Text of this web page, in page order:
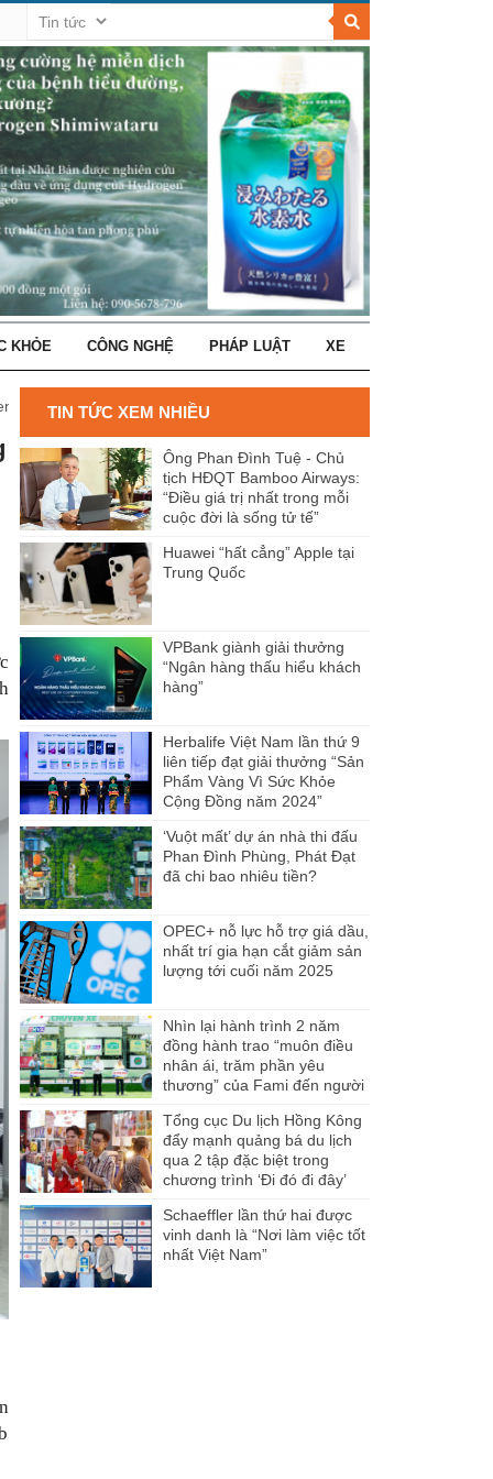
KHỎE CÔNG NGHỆ PHÁP LUẬT XE
TIN TỨC XEM NHIỀU
Ông Phan Đình Tuệ - Chủ
tịch HĐQT Bamboo Airways:
“Điều giá trị nhất trong mỗi
cuộc đời là sống tử tế”
Huawei “hất cẳng” Apple tại
Trung Quốc
VPBank giành giải thưởng
“Ngân hàng thấu hiểu khách
hàng”
Herbalife Việt Nam lần thứ 9
liên tiếp đạt giải thưởng “Sản
Phẩm Vàng Vì Sức Khỏe
Cộng Đồng năm 2024”
‘Vuột mất’ dự án nhà thi đấu
Phan Đình Phùng, Phát Đạt
đã chi bao nhiêu tiền?
OPEC+ nỗ lực hỗ trợ giá dầu,
nhất trí gia hạn cắt giảm sản
lượng tới cuối năm 2025
Nhìn lại hành trình 2 năm
đồng hành trao “muôn điều
nhân ái, trăm phần yêu
thương” của Fami đến người
Tổng cục Du lịch Hồng Kông
đẩy mạnh quảng bá du lịch
qua 2 tập đặc biệt trong
chương trình ‘Đi đó đi đây’
Schaeffler lần thứ hai được
vinh danh là “Nơi làm việc tốt
nhất Việt Nam”